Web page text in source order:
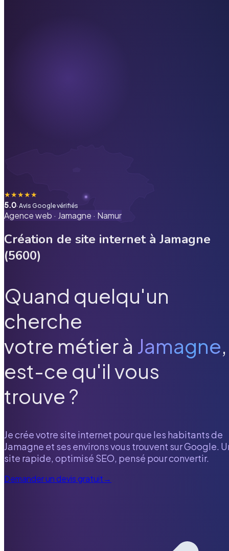
★★★★★
5.0· Avis Google vérifiés
Agence web · Jamagne · Namur
Création de site internet à Jamagne
(5600)
Quand quelqu'un
cherche
votre métier à Jamagne,
est-ce qu'il vous
trouve ?
Je crée votre site internet pour que les habitants de
Jamagne et ses environs vous trouvent sur Google.
site rapide, optimisé SEO, pensé pour convertir.
Demander un devis gratuit→